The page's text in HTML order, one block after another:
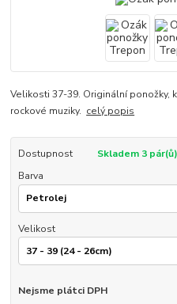
Velikosti 37-39. Originální ponožky,
rockové muziky. celý popis
Dostupnost
Skladem 3 pár(ů)
Barva
Velikost
Nejsme plátci DPH